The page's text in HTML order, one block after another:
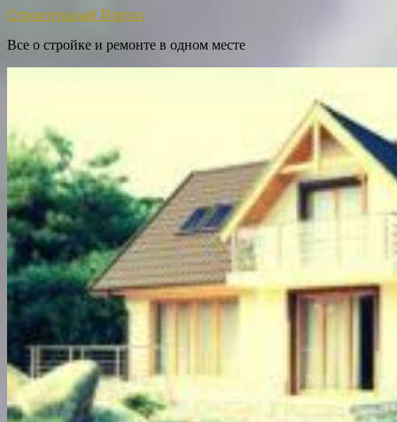
Строительный Портал
Все о стройке и ремонте в одном месте